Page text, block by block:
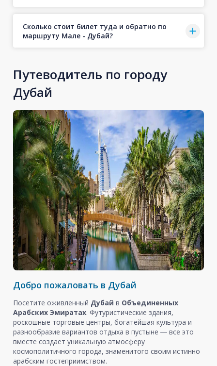
Сколько стоит билет туда и обратно по
маршруту Мале - Дубай?
Путеводитель по городу
Дубай
Добро пожаловать в Дубай
Посетите оживленный Дубай в Объединенных
Арабских Эмиратах. Футуристические здания,
роскошные торговые центры, богатейшая культура и
разнообразие вариантов отдыха в пустыне ― все это
вместе создает уникальную атмосферу
космополитичного города, знаменитого своим истинно
арабским гостеприимством.